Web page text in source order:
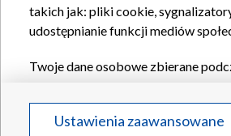
takich jak: pliki cookie,
udostępnianie funkcji mediów
Twoje dane osobowe zbierane
Partnerów TVPdla realizacji
reklam, tworzenia profilu
Ustawienia zaawansowane